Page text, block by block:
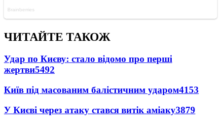
ЧИТАЙТЕ ТАКОЖ
Удар по Києву: стало відомо про перші
жертви5492
Київ під масованим балістичним ударом4153
У Києві через атаку стався витік аміаку3879